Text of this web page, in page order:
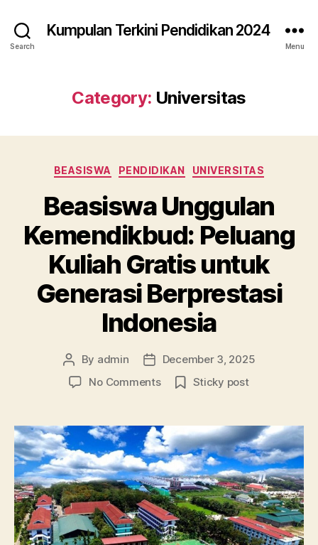
Search
Kumpulan Terkini Pendidikan 2024
Menu
Category: Universitas
Categories
BEASISWA PENDIDIKAN UNIVERSITAS
Beasiswa Unggulan
Kemendikbud: Peluang
Kuliah Gratis untuk
Generasi Berprestasi
Indonesia
Post
author
By admin
PostDecember 3, 2025
No Commentson
Kemendikbud:
Peluang
Kuliah
Gratis
untuk
Generasi
Berprestasi
Indonesia
Sticky post